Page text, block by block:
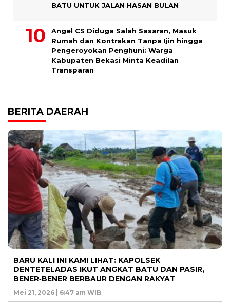
BATU UNTUK JALAN HASAN BULAN
Angel CS Diduga Salah Sasaran, Masuk
Rumah dan Kontrakan Tanpa Ijin hingga
Pengeroyokan Penghuni: Warga
Kabupaten Bekasi Minta Keadilan
Transparan
BERITA DAERAH
BARU KALI INI KAMI LIHAT: KAPOLSEK
DENTETELADAS IKUT ANGKAT BATU DAN PASIR,
BENER‑BENER BERBAUR DENGAN RAKYAT
Mei 21, 2026 | 6:47 am WIB